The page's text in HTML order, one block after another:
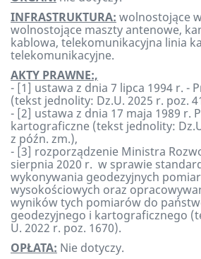
INFRASTRUKTURA: wolnostojące
wolnostojące maszty antenowe,
kablowa, telekomunikacyjna linia
telekomunikacyjne.
AKTY PRAWNE:,
- [1] ustawa z dnia 7 lipca 1994 r. -
(tekst jednolity: Dz.U. 2025 r. poz.
- [2] ustawa z dnia 17 maja 1989 r.
kartograficzne (tekst jednolity:
z późn. zm.),
- [3] rozporządzenie Ministra
sierpnia 2020 r. w sprawie
wykonywania geodezyjnych
wysokościowych oraz
wyników tych pomiarów do
geodezyjnego i kartograficznego
U. 2022 r. poz. 1670).
OPŁATA: Nie dotyczy.